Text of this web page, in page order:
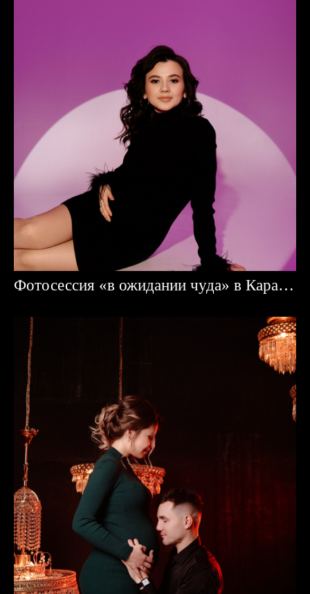
Фотосессия «в ожидании чуда» в Караганде